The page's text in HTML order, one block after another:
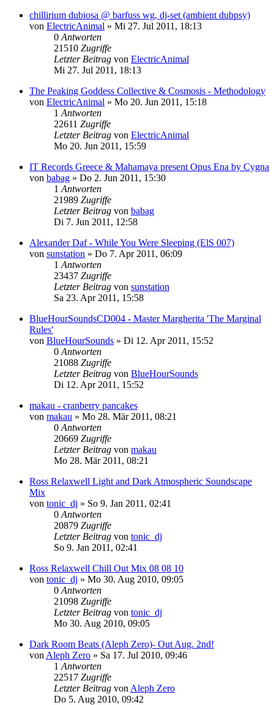
chillirium dubiosa @ barfuss wg, dj-set (ambient dubpsy)
von ElectricAnimal » Mi 27. Jul 2011, 18:13
0 Antworten
21510 Zugriffe
Letzter Beitrag von ElectricAnimal
Mi 27. Jul 2011, 18:13
The Peaking Goddess Collective & Cosmosis - Methodology
von ElectricAnimal » Mo 20. Jun 2011, 15:18
1 Antworten
22611 Zugriffe
Letzter Beitrag von ElectricAnimal
Mo 20. Jun 2011, 15:59
IT Records Greece & Mahamaya present Opus Ena by Cygna
von babag » Do 2. Jun 2011, 15:30
1 Antworten
21989 Zugriffe
Letzter Beitrag von babag
Di 7. Jun 2011, 12:58
Alexander Daf - While You Were Sleeping (ElS 007)
von sunstation » Do 7. Apr 2011, 06:09
1 Antworten
23437 Zugriffe
Letzter Beitrag von sunstation
Sa 23. Apr 2011, 15:58
BlueHourSoundsCD004 - Master Margherita 'The Marginal
Rules'
von BlueHourSounds » Di 12. Apr 2011, 15:52
0 Antworten
21088 Zugriffe
Letzter Beitrag von BlueHourSounds
Di 12. Apr 2011, 15:52
makau - cranberry pancakes
von makau » Mo 28. Mär 2011, 08:21
0 Antworten
20669 Zugriffe
Letzter Beitrag von makau
Mo 28. Mär 2011, 08:21
Ross Relaxwell Light and Dark Atmospheric Soundscape
Mix
von tonic_dj » So 9. Jan 2011, 02:41
0 Antworten
20879 Zugriffe
Letzter Beitrag von tonic_dj
So 9. Jan 2011, 02:41
Ross Relaxwell Chill Out Mix 08 08 10
von tonic_dj » Mo 30. Aug 2010, 09:05
0 Antworten
21098 Zugriffe
Letzter Beitrag von tonic_dj
Mo 30. Aug 2010, 09:05
Dark Room Beats (Aleph Zero)- Out Aug. 2nd!
von Aleph Zero » Sa 17. Jul 2010, 09:46
1 Antworten
22517 Zugriffe
Letzter Beitrag von Aleph Zero
Do 5. Aug 2010, 09:42